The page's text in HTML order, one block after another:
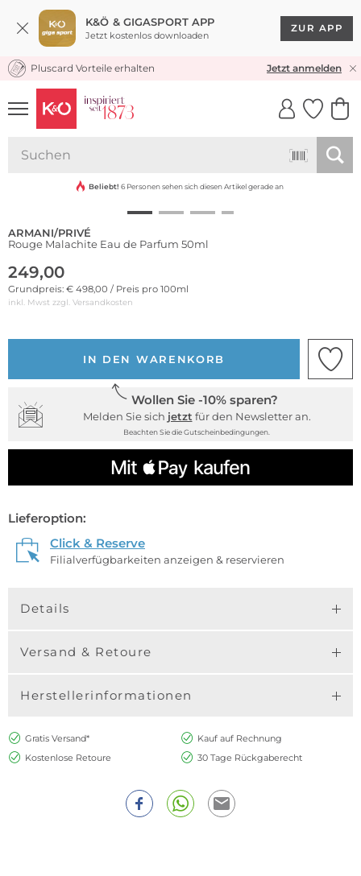
K&Ö & GIGASPORT APP
Jetzt kostenlos downloaden
ZUR APP
KOSTENLOSER VERSAND* & RÜCKVERSAND
Pluscard Vorteile erhalten Jetzt anmelden
UNSERE APP
CLICK &
Bestseller
Beliebt! 6 Personen sehen sich diesen Artikel gerade an
ARMANI/PRIVÉ
Rouge Malachite Eau de Parfum 50ml
249,00
Grundpreis: € 498,00 / Preis pro 100ml
inkl. Mwst zzgl. Versandkosten
IN DEN WARENKORB
Wollen Sie -10% sparen?
Melden Sie sich jetzt für den Newsletter an.
Beachten Sie die Gutscheinbedingungen.
Lieferoption:
Click & Reserve
Filialverfügbarkeiten anzeigen & reservieren
Details
Versand & Retoure
Herstellerinformationen
Gratis Versand*
Kauf auf Rechnung
Kostenlose Retoure
30 Tage Rückgaberecht